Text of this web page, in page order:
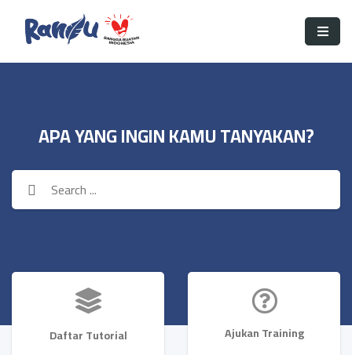
APA YANG INGIN KAMU TANYAKAN?
Daftar Tutorial Ajukan Training